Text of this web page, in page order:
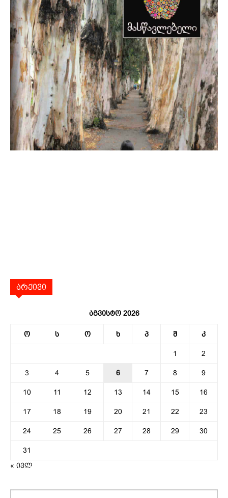
არქივი
აგვისტო 2026
ო ს ო ხ პ შ კ
1 2
3 4 5 6 7 8 9
10 11 12 13 14 15 16
17 18 19 20 21 22 23
24 25 26 27 28 29 30
31
« ივლ